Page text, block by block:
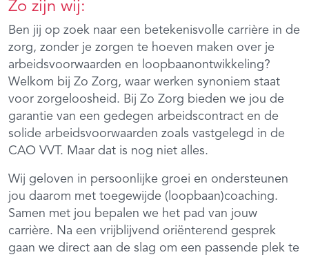
Zo zijn wij:
Ben jij op zoek naar een betekenisvolle carrière in de
zorg, zonder je zorgen te hoeven maken over je
arbeidsvoorwaarden en loopbaanontwikkeling?
Welkom bij Zo Zorg, waar werken synoniem staat
voor zorgeloosheid. Bij Zo Zorg bieden we jou de
garantie van een gedegen arbeidscontract en de
solide arbeidsvoorwaarden zoals vastgelegd in de
CAO VVT. Maar dat is nog niet alles.
Wij geloven in persoonlijke groei en ondersteunen
jou daarom met toegewijde (loopbaan)coaching.
Samen met jou bepalen we het pad van jouw
carrière. Na een vrijblijvend oriënterend gesprek
gaan we direct aan de slag om een passende plek te